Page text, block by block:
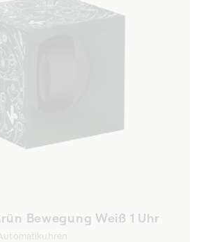
Bewegung Weiß 1 Uhr